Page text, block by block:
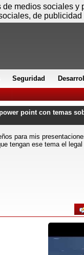
Seguridad
point con temas
para mis
tengan ese tema el
medios sociales
de